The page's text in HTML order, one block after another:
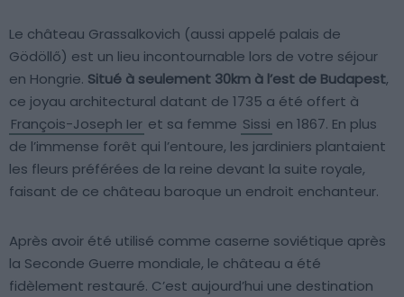
Le château Grassalkovich (aussi appelé palais de
Gödöllő) est un lieu incontournable lors de votre séjour
en Hongrie. Situé à seulement 30km à l’est de Budapest,
ce joyau architectural datant de 1735 a été offert à
François-Joseph Ier et sa femme Sissi en 1867. En plus
de l’immense forêt qui l’entoure, les jardiniers plantaient
les fleurs préférées de la reine devant la suite royale,
faisant de ce château baroque un endroit enchanteur.
Après avoir été utilisé comme caserne soviétique après
la Seconde Guerre mondiale, le château a été
fidèlement restauré. C’est aujourd’hui une destination